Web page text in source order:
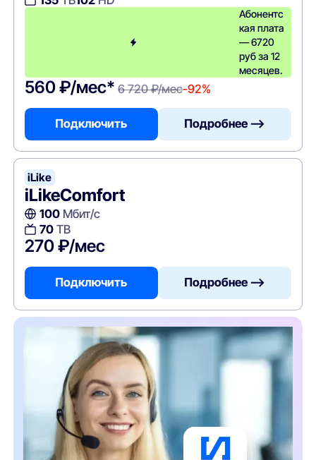
Абонентс
кая плата
— 6720
руб за 12
месяцев.
560 ₽/мес* 6 720 ₽/мес-92%
Подключить Подробнее —>
iLike
iLikeComfort
100Мбит/с
70ТВ
270 ₽/мес
Подключить Подробнее —>